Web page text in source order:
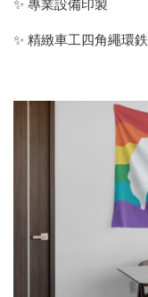
✨ 專業設備印製
✨ 精緻車工四角繩環